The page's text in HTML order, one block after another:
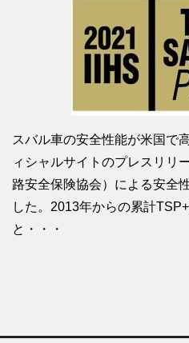
スバル車の安全性能が米国で
ィシャルサイトのプレスリリ
路安全保険協会）による安全
した。2013年からの累計
と・・・